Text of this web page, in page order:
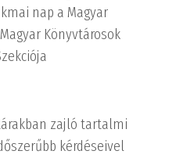
nap a Magyar
Könyvtárosok
zajló tartalmi
kérdéseivel